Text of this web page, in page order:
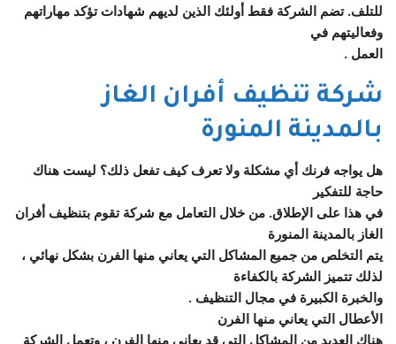
للتلف. تضم الشركة فقط أولئك الذين لديهم شهادات تؤكد مهاراتهم
وفعاليتهم في
العمل .
شركة تنظيف أفران الغاز
بالمدينة المنورة
هل يواجه فرنك أي مشكلة ولا تعرف كيف تفعل ذلك؟ ليست هناك
حاجة للتفكير
في هذا على الإطلاق. من خلال التعامل مع شركة تقوم بتنظيف أفران
الغاز بالمدينة المنورة
يتم التخلص من جميع المشاكل التي يعاني منها الفرن بشكل نهائي ،
لذلك تتميز الشركة بالكفاءة
والخبرة الكبيرة في مجال التنظيف .
الأعطال التي يعاني منها الفرن
هناك العديد من المشاكل التي قد يعاني منها الفرن ، وتعمل الشركة